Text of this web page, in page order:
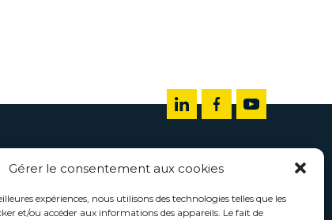
Gérer le consentement aux cookies
expériences, nous utilisons des technologies telles que les
et/ou accéder aux informations des appareils. Le fait de